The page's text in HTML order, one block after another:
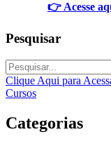
👉 Acesse
Pesquisar
Clique Aqui para
Cursos
Categorias